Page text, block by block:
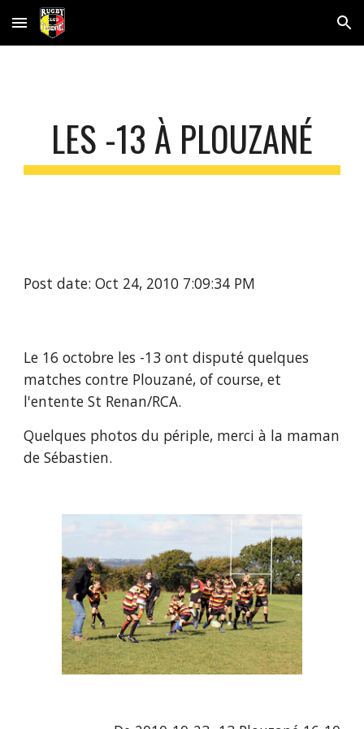
Skip to main content Skip to navigation
LES -13 À PLOUZANÉ
Post date: Oct 24, 2010 7:09:34 PM
Le 16 octobre les -13 ont disputé quelques
matches contre Plouzané, of course, et
l'entente St Renan/RCA.
Quelques photos du périple, merci à la maman
de Sébastien.